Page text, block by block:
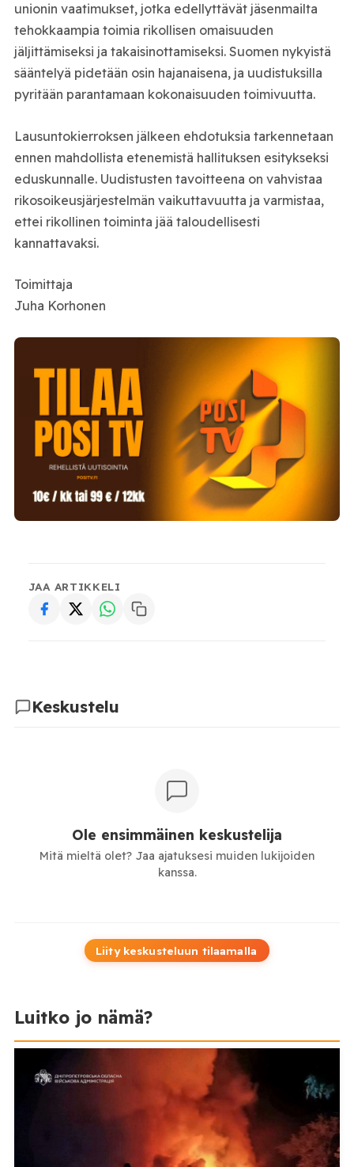
unionin vaatimukset, jotka edellyttävät jäsenmailta
tehokkaampia toimia rikollisen omaisuuden
jäljittämiseksi ja takaisinottamiseksi. Suomen nykyistä
sääntelyä pidetään osin hajanaisena, ja uudistuksilla
pyritään parantamaan kokonaisuuden toimivuutta.
Lausuntokierroksen jälkeen ehdotuksia tarkennetaan
ennen mahdollista etenemistä hallituksen esitykseksi
eduskunnalle. Uudistusten tavoitteena on vahvistaa
rikosoikeusjärjestelmän vaikuttavuutta ja varmistaa,
ettei rikollinen toiminta jää taloudellisesti
kannattavaksi.
Toimittaja
Juha Korhonen
JAA ARTIKKELI
Keskustelu
Ole ensimmäinen keskustelija
Mitä mieltä olet? Jaa ajatuksesi muiden lukijoiden
kanssa.
Liity keskusteluun tilaamalla
Luitko jo nämä?